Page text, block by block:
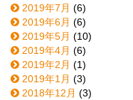
2019年7月 (6)
2019年6月 (6)
2019年5月 (10)
2019年4月 (6)
2019年2月 (1)
2019年1月 (3)
2018年12月 (3)